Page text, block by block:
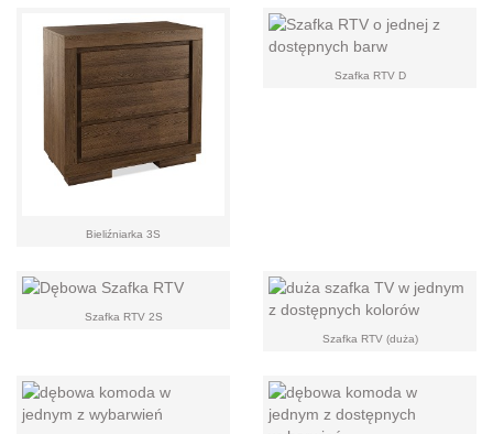
Bieliźniarka 3S
Szafka RTV D
Szafka RTV 2S
Szafka RTV (duża)